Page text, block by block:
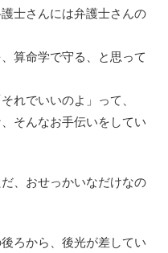
士さんには弁護士さんの
算命学で守る、と思って
れでいいのよ」って、
そんなお手伝いをしてい
、おせっかいなだけなの
ろから、後光が差してい